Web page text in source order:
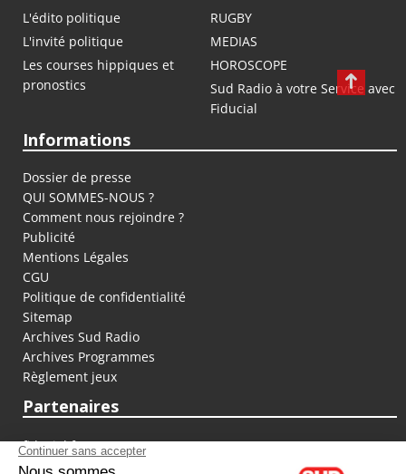
L'édito politique
RUGBY
L'invité politique
MEDIAS
Les courses hippiques et
pronostics
HOROSCOPE
Sud Radio à votre Service avec
Fiducial
Informations
Dossier de presse
QUI SOMMES-NOUS ?
Comment nous rejoindre ?
Publicité
Mentions Légales
CGU
Politique de confidentialité
Sitemap
Archives Sud Radio
Archives Programmes
Règlement jeux
Partenaires
fiducial.fr
lyoncapitale.fr